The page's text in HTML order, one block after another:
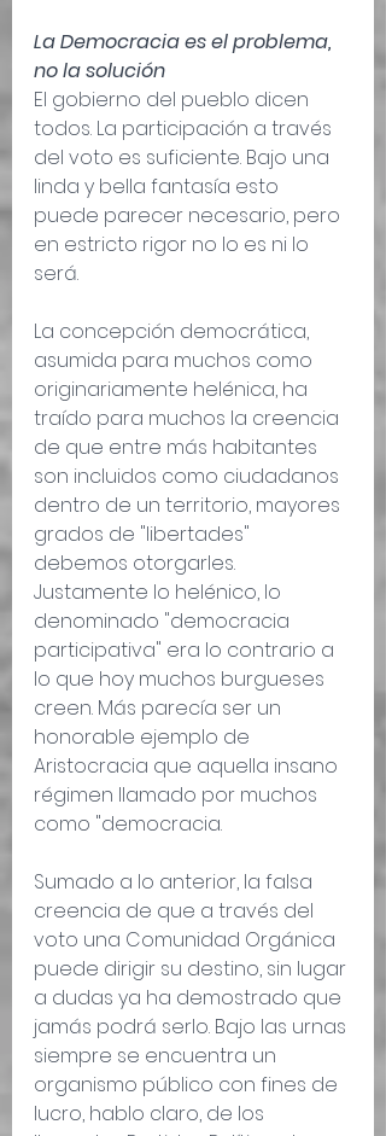
La Democracia es el problema,
no la solución
El gobierno del pueblo dicen
todos. La participación a través
del voto es suficiente. Bajo una
linda y bella fantasía esto
puede parecer necesario, pero
en estricto rigor no lo es ni lo
será.
La concepción democrática,
asumida para muchos como
originariamente helénica, ha
traído para muchos la creencia
de que entre más habitantes
son incluidos como ciudadanos
dentro de un territorio, mayores
grados de "libertades"
debemos otorgarles.
Justamente lo helénico, lo
denominado "democracia
participativa" era lo contrario a
lo que hoy muchos burgueses
creen. Más parecía ser un
honorable ejemplo de
Aristocracia que aquella insano
régimen llamado por muchos
como "democracia.
Sumado a lo anterior, la falsa
creencia de que a través del
voto una Comunidad Orgánica
puede dirigir su destino, sin lugar
a dudas ya ha demostrado que
jamás podrá serlo. Bajo las urnas
siempre se encuentra un
organismo público con fines de
lucro, hablo claro, de los